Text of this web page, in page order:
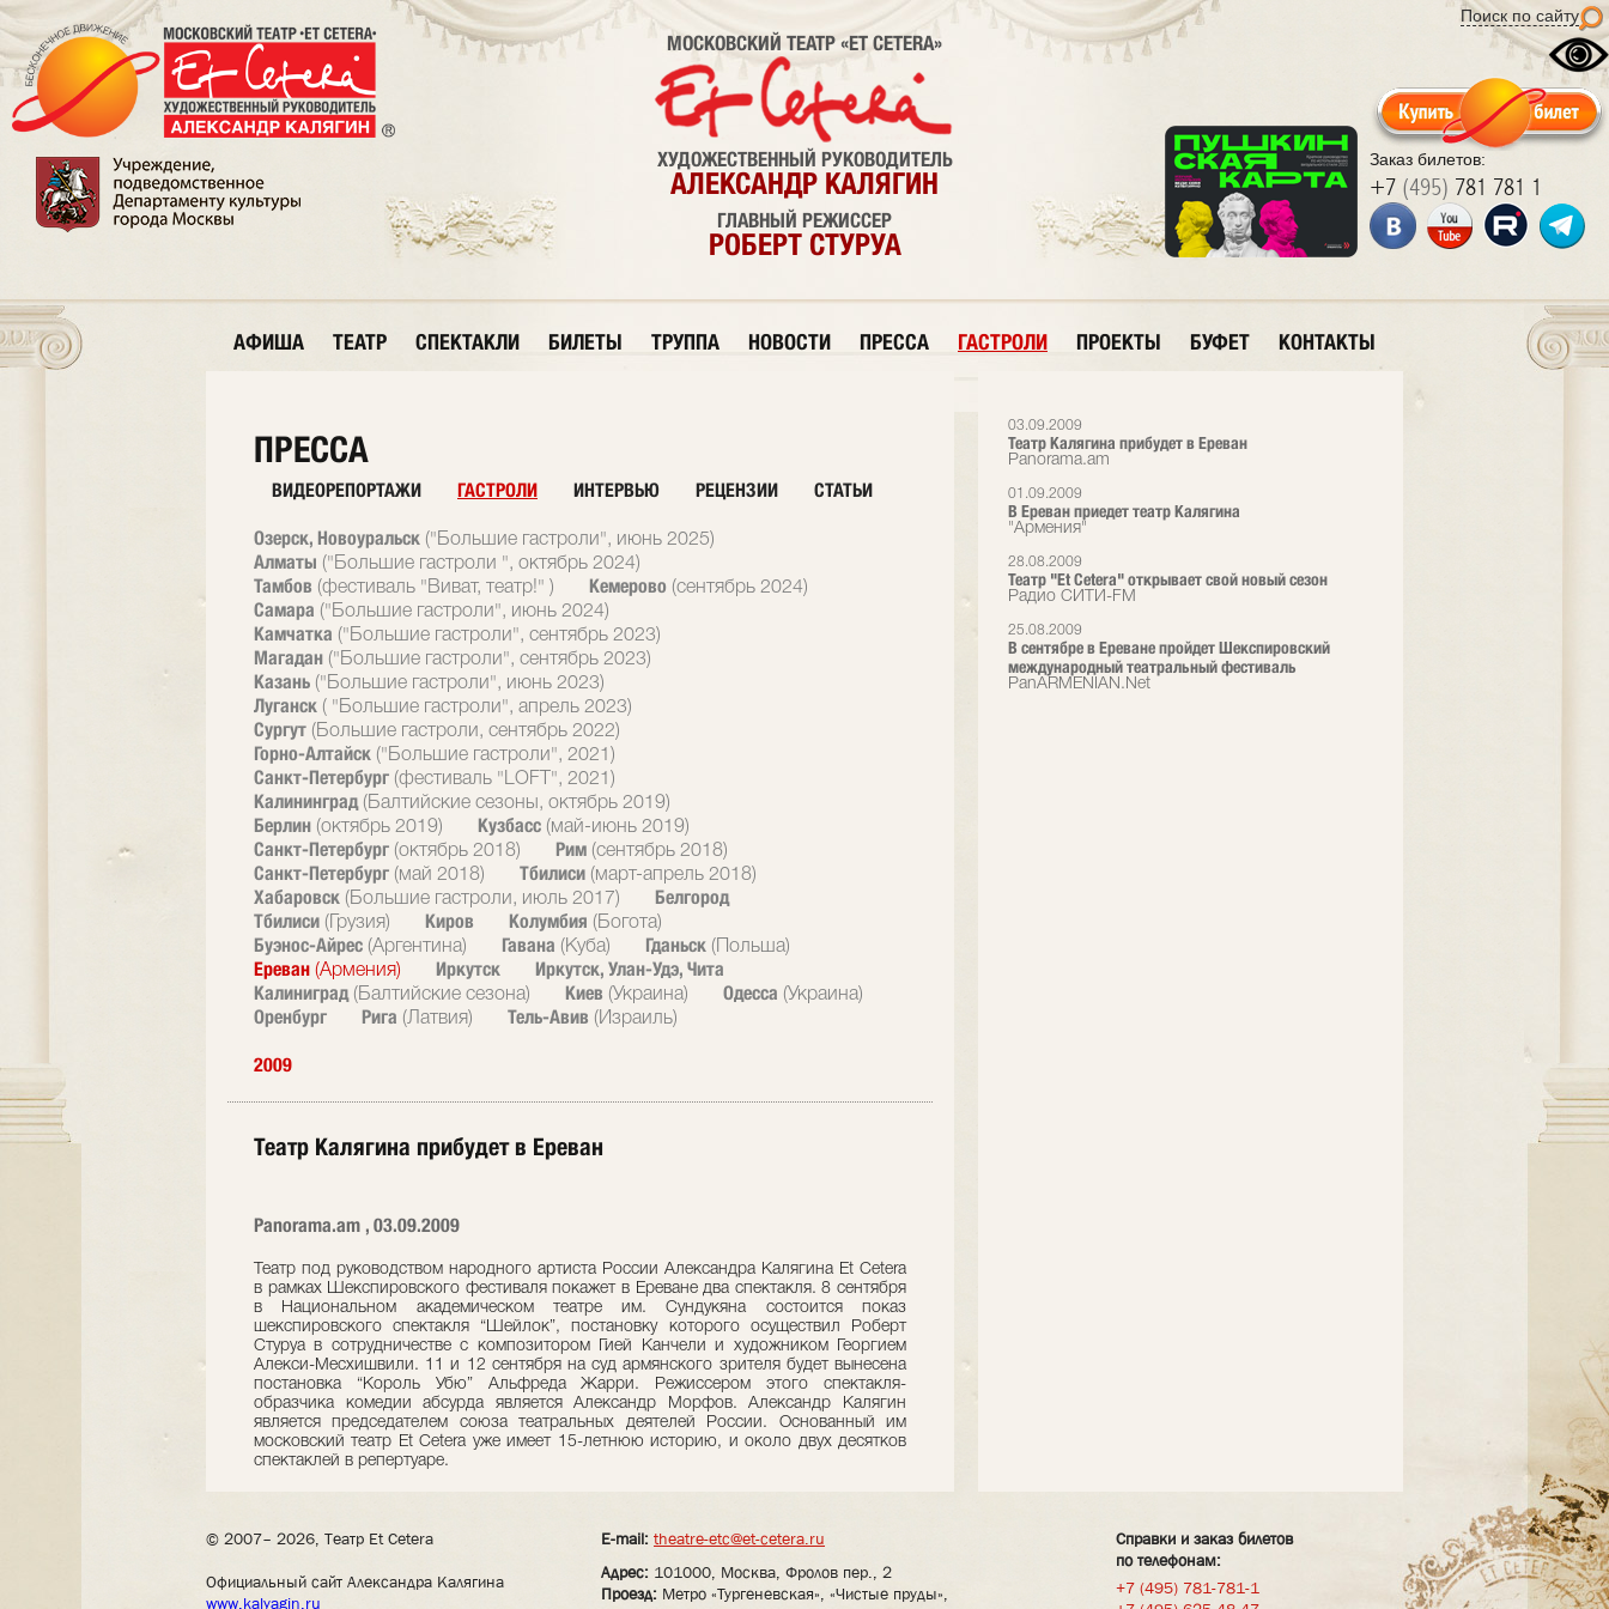
Поиск по сайту
Заказ билетов:
+7 (495) 781 781 1
МОСКОВСКИЙ ТЕАТР «ET CETERA»
ХУДОЖЕСТВЕННЫЙ РУКОВОДИТЕЛЬ
АЛЕКСАНДР КАЛЯГИН
ГЛАВНЫЙ РЕЖИССЕР
РОБЕРТ СТУРУА
АФИША ТЕАТР СПЕКТАКЛИ БИЛЕТЫ ТРУППА НОВОСТИ ПРЕССА ГАСТРОЛИ ПРОЕКТЫ БУФЕТ КОНТАКТЫ
03.09.2009
Театр Калягина прибудет в Ереван
Panorama.am
01.09.2009
В Ереван приедет театр Калягина
"Армения"
28.08.2009
Театр "Et Cetera" открывает свой новый сезон
Радио СИТИ-FM
25.08.2009
В сентябре в Ереване пройдет Шекспировский
международный театральный фестиваль
PanARMENIAN.Net
ПРЕССА
ВИДЕОРЕПОРТАЖИ ГАСТРОЛИ ИНТЕРВЬЮ РЕЦЕНЗИИ СТАТЬИ
Озерск, Новоуральск ("Большие гастроли", июнь 2025)
Алматы ("Большие гастроли ", октябрь 2024)
Тамбов (фестиваль "Виват, театр!" ) Кемерово (сентябрь 2024)
Самара ("Большие гастроли", июнь 2024)
Камчатка ("Большие гастроли", сентябрь 2023)
Магадан ("Большие гастроли", сентябрь 2023)
Казань ("Большие гастроли", июнь 2023)
Луганск ( "Большие гастроли", апрель 2023)
Сургут (Большие гастроли, сентябрь 2022)
Горно-Алтайск ("Большие гастроли", 2021)
Санкт-Петербург (фестиваль "LOFT", 2021)
Калининград (Балтийские сезоны, октябрь 2019)
Берлин (октябрь 2019) Кузбасс (май-июнь 2019)
Санкт-Петербург (октябрь 2018) Рим (сентябрь 2018)
Санкт-Петербург (май 2018) Тбилиси (март-апрель 2018)
Хабаровск (Большие гастроли, июль 2017)
Белгород
Тбилиси (Грузия) Киров Колумбия (Богота)
Буэнос-Айрес (Аргентина) Гавана (Куба) Гданьск (Польша)
Ереван (Армения) Иркутск
Иркутск, Улан-Удэ, Чита
Калиниград (Балтийские сезона) Киев (Украина) Одесса (Украина)
Оренбург Рига (Латвия) Тель-Авив (Израиль)
2009
Театр Калягина прибудет в Ереван
Panorama.am , 03.09.2009
Театр под руководством народного артиста России Александра Калягина Et Cetera
в рамках Шекспировского фестиваля покажет в Ереване два спектакля. 8 сентября
в Национальном академическом театре им. Сундукяна состоится показ
шекспировского спектакля “Шейлок”, постановку которого осуществил Роберт
Стуруа в сотрудничестве с композитором Гией Канчели и художником Георгием
Алекси-Месхишвили. 11 и 12 сентября на суд армянского зрителя будет вынесена
постановка “Король Убю” Альфреда Жарри. Режиссером этого спектакля-
образчика комедии абсурда является Александр Морфов. Александр Калягин
является председателем союза театральных деятелей России. Основанный им
московский театр Et Cetera уже имеет 15-летнюю историю, и около двух десятков
спектаклей в репертуаре.
© 2007– 2026, Театр Et Cetera
Официальный сайт Александра Калягина
www.kalyagin.ru
E-mail: theatre-etc@et-cetera.ru
Адрес: 101000, Москва, Фролов пер., 2
Проезд: Метро «Тургеневская», «Чистые пруды»,
Справки и заказ билетов
по телефонам:
+7 (495) 781-781-1